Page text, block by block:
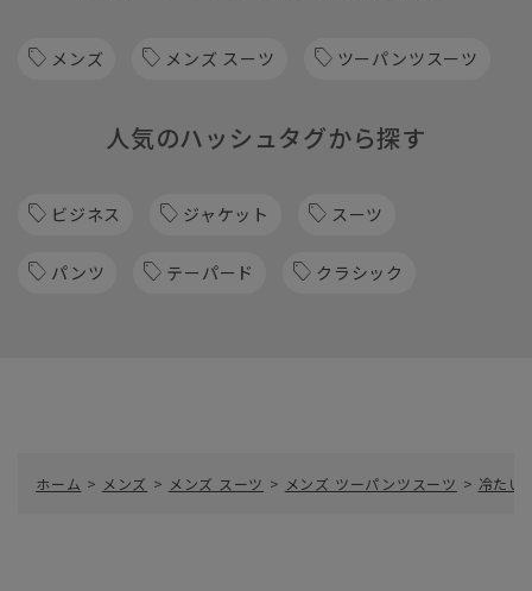
メンズ メンズ スーツ ツーパンツスーツ
人気のハッシュタグから探す
ビジネス ジャケット スーツ
パンツ テーパード クラシック
ホーム > メンズ > メンズ スーツ > メンズ ツーパンツスーツ > 冷たい